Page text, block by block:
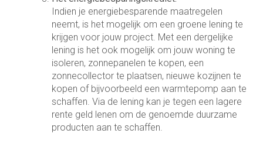
Indien je energiebesparende maatregelen
neemt, is het mogelijk om een groene lening te
krijgen voor jouw project. Met een dergelijke
lening is het ook mogelijk om jouw woning te
isoleren, zonnepanelen te kopen, een
zonnecollector te plaatsen, nieuwe kozijnen te
kopen of bijvoorbeeld een warmtepomp aan te
schaffen. Via de lening kan je tegen een lagere
rente geld lenen om de genoemde duurzame
producten aan te schaffen.